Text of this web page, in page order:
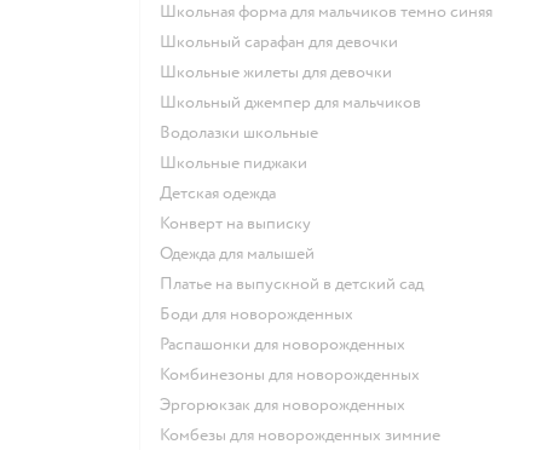
Школьная форма для мальчиков темно синяя
Школьный сарафан для девочки
Школьные жилеты для девочки
Школьный джемпер для мальчиков
Водолазки школьные
Школьные пиджаки
Детская одежда
Конверт на выписку
Одежда для малышей
Платье на выпускной в детский сад
Боди для новорожденных
Распашонки для новорожденных
Комбинезоны для новорожденных
Эргорюкзак для новорожденных
Комбезы для новорожденных зимние